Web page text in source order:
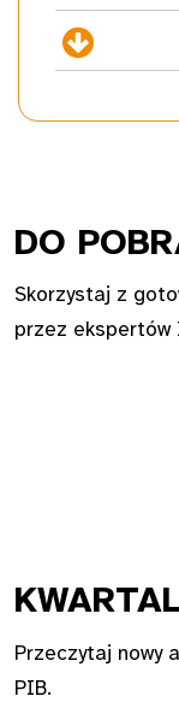
+
DO PO
Skorzystaj z
przez ekspertów
KWAR
Przeczytaj nowy
PIB.